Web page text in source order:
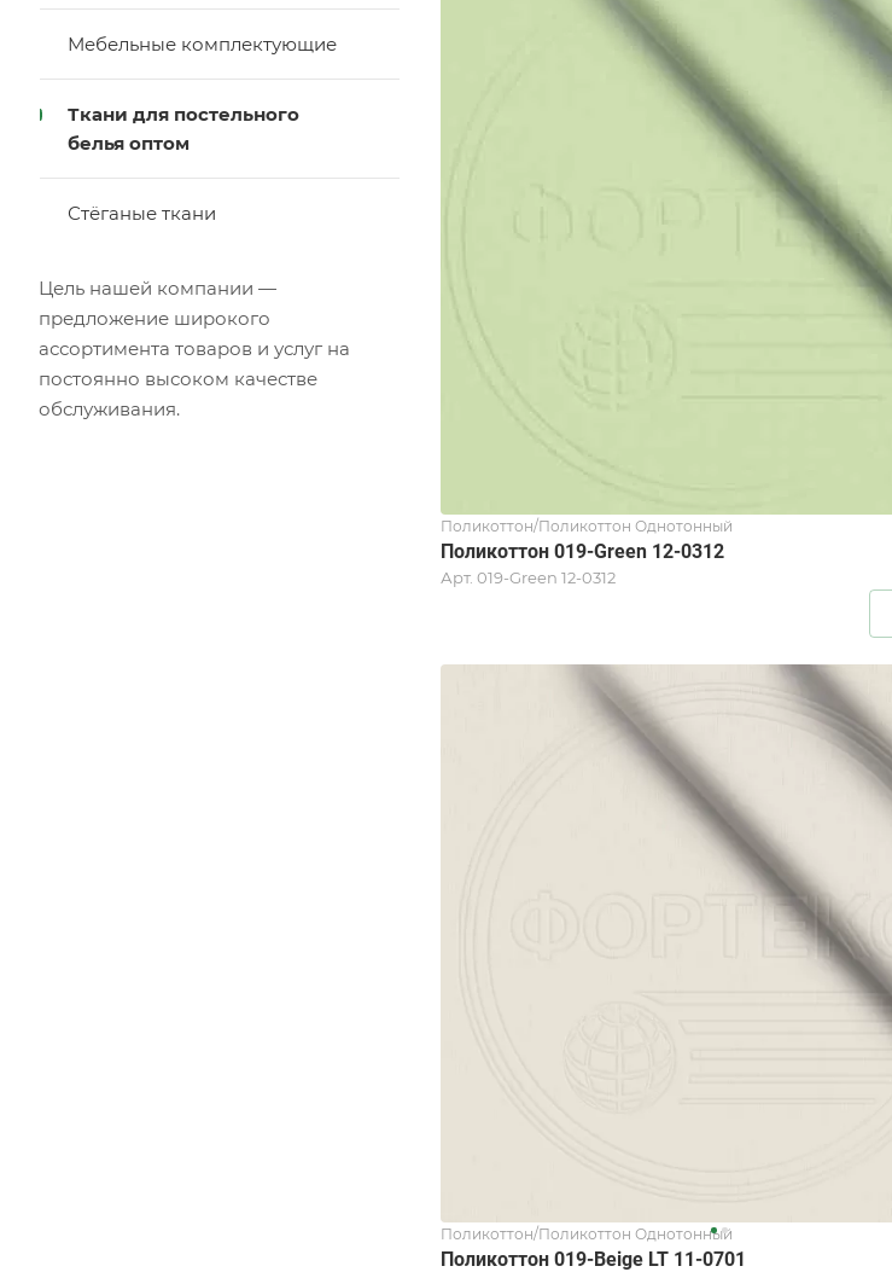
Поликоттон/Поликоттон Однотонный
Поликоттон 019-Green 12-0312
Арт. 019-Green 12-0312
Поликоттон/Поликоттон Однотонный
Поликоттон 019-Beige LT 11-0701
Мебельные комплектующие
Ткани для постельного
белья оптом
Стёганые ткани
Цель нашей компании —
предложение широкого
ассортимента товаров и услуг на
постоянно высоком качестве
обслуживания.